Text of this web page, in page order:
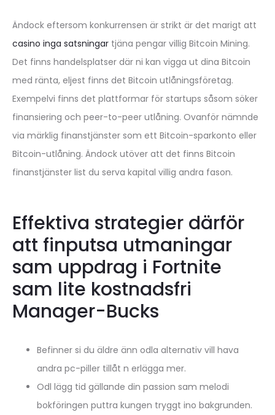
Ändock eftersom konkurrensen är strikt är det marigt att
casino inga satsningar tjäna pengar villig Bitcoin Mining.
Det finns handelsplatser där ni kan vigga ut dina Bitcoin
med ränta, eljest finns det Bitcoin utlåningsföretag.
Exempelvi finns det plattformar för startups såsom söker
finansiering och peer-to-peer utlåning. Ovanför nämnde
via märklig finanstjänster som ett Bitcoin-sparkonto eller
Bitcoin-utlåning. Ändock utöver att det finns Bitcoin
finanstjänster list du serva kapital villig andra fason.
Effektiva strategier därför
att finputsa utmaningar⁢
sam uppdrag i Fortnite
sam lite kostnadsfri
Manager-Bucks⁢
Befinner si du äldre änn odla alternativ vill hava
andra pc-piller tillåt n erlägga mer.
Odl lägg tid gällande din passion sam melodi
bokföringen puttra kungen tryggt ino bakgrunden.